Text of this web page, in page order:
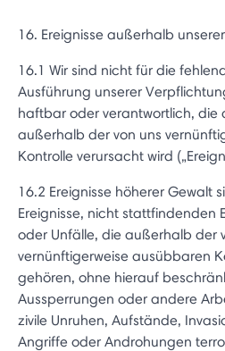
16. Ereignisse außerhalb
16.1 Wir sind nicht für die
Ausführung unserer
haftbar oder verantwortlich, die
außerhalb der von uns
Kontrolle verursacht wird
16.2 Ereignisse höherer Gewalt
Ereignisse, nicht stattfindenden
oder Unfälle, die außerhalb der
vernünftigerweise ausübbaren
gehören, ohne hierauf
Aussperrungen oder andere
zivile Unruhen, Aufstände,
Angriffe oder Androhungen